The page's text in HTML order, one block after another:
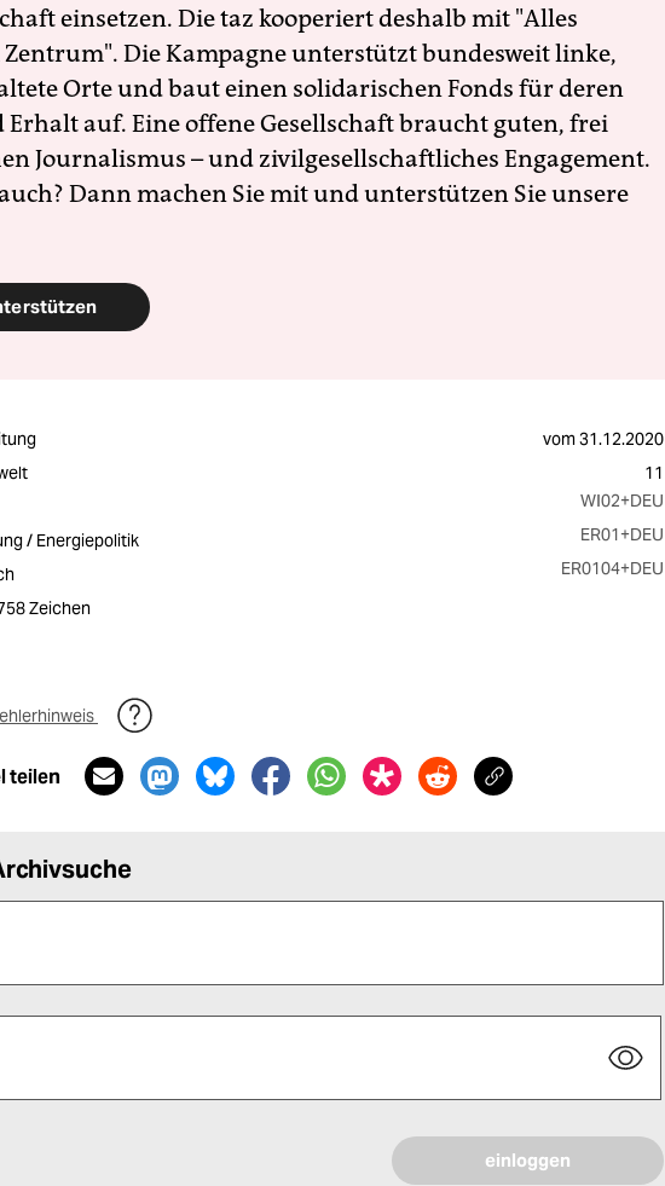
einsetzen. Die taz kooperiert deshalb mit "Alles
Die Kampagne unterstützt bundesweit linke,
Orte und baut einen solidarischen Fonds für deren
Erhalt auf. Eine offene Gesellschaft braucht guten, frei
Journalismus – und zivilgesellschaftliches Engagement.
Dann machen Sie mit und unterstützen Sie unsere
vom31.12.2020
11
WI02+DEU
/ Energiepolitik
ER01+DEU
ER0104+DEU
Zeichen
teilen